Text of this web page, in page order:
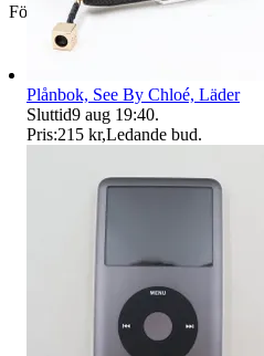
Företag
Plånbok, See By Chloé, Läder
Sluttid9 aug 19:40.
Pris:215 kr,Ledande bud.